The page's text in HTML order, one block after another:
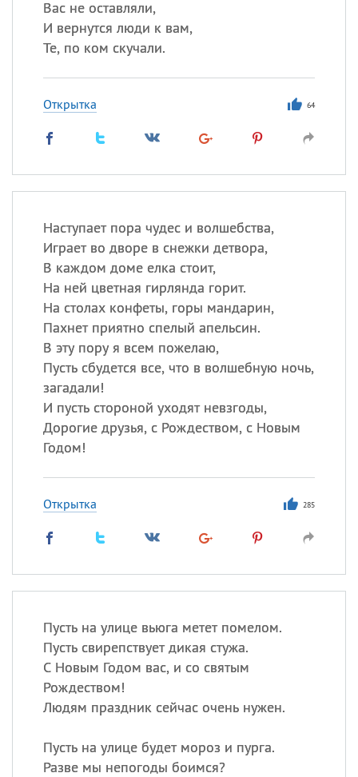
Вас не оставляли,
И вернутся люди к вам,
Те, по ком скучали.
Открытка 64
Наступает пора чудес и волшебства,
Играет во дворе в снежки детвора,
В каждом доме елка стоит,
На ней цветная гирлянда горит.
На столах конфеты, горы мандарин,
Пахнет приятно спелый апельсин.
В эту пору я всем пожелаю,
Пусть сбудется все, что в волшебную ночь,
загадали!
И пусть стороной уходят невзгоды,
Дорогие друзья, с Рождеством, с Новым
Годом!
Открытка 285
Пусть на улице вьюга метет помелом.
Пусть свирепствует дикая стужа.
С Новым Годом вас, и со святым
Рождеством!
Людям праздник сейчас очень нужен.
Пусть на улице будет мороз и пурга.
Разве мы непогоды боимся?
ИМЕНА
, Афанасий,Борис
происхождение